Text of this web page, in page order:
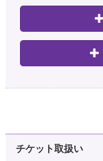
チケット取扱い